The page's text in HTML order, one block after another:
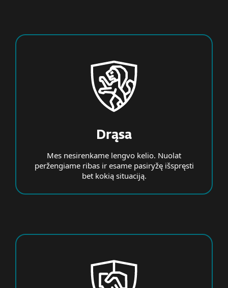
Drąsa
Mes nesirenkame lengvo kelio. Nuolat
peržengiame ribas ir esame pasiryžę išspręsti
bet kokią situaciją.